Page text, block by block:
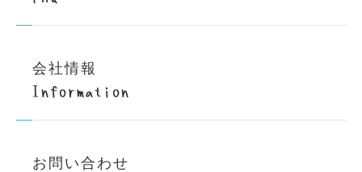
会社情報
Information
お問い合わせ